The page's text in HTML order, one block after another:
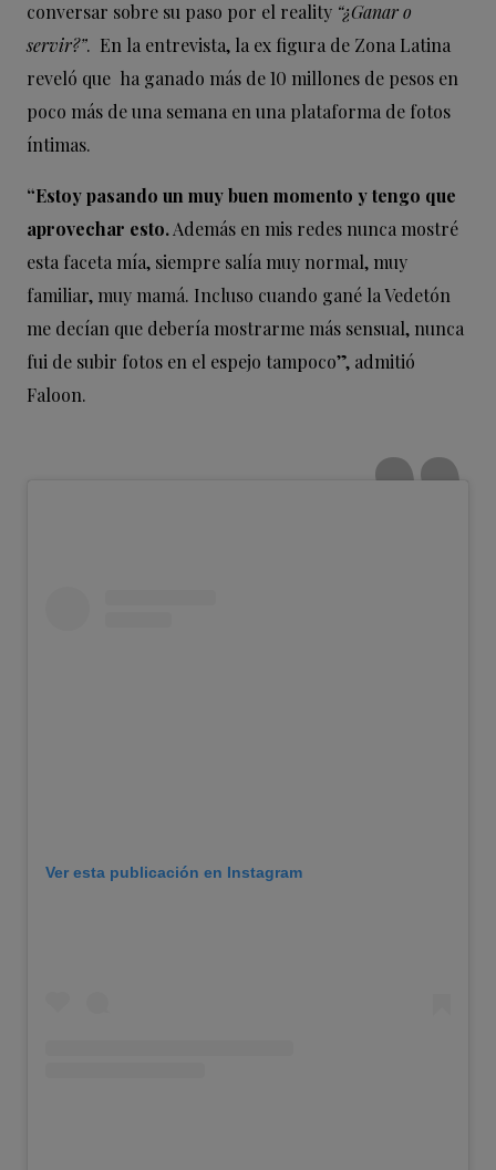
conversar sobre su paso por el reality “¿Ganar o
servir?”. En la entrevista, la ex figura de Zona Latina
reveló que ha ganado más de 10 millones de pesos en
poco más de una semana en una plataforma de fotos
íntimas.
“Estoy pasando un muy buen momento y tengo que
aprovechar esto.Además en mis redes nunca mostré
esta faceta mía, siempre salía muy normal, muy
familiar, muy mamá. Incluso cuando gané la Vedetón
me decían que debería mostrarme más sensual, nunca
fui de subir fotos en el espejo tampoco”, admitió
Faloon.
Ver esta publicación en Instagram